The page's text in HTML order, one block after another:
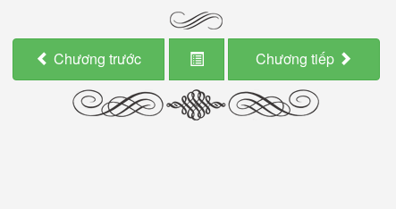
Chương trước Chương tiếp